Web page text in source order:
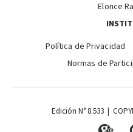
Elonce
Política de Privacidad
Normas de
Edición N° 8.533 |